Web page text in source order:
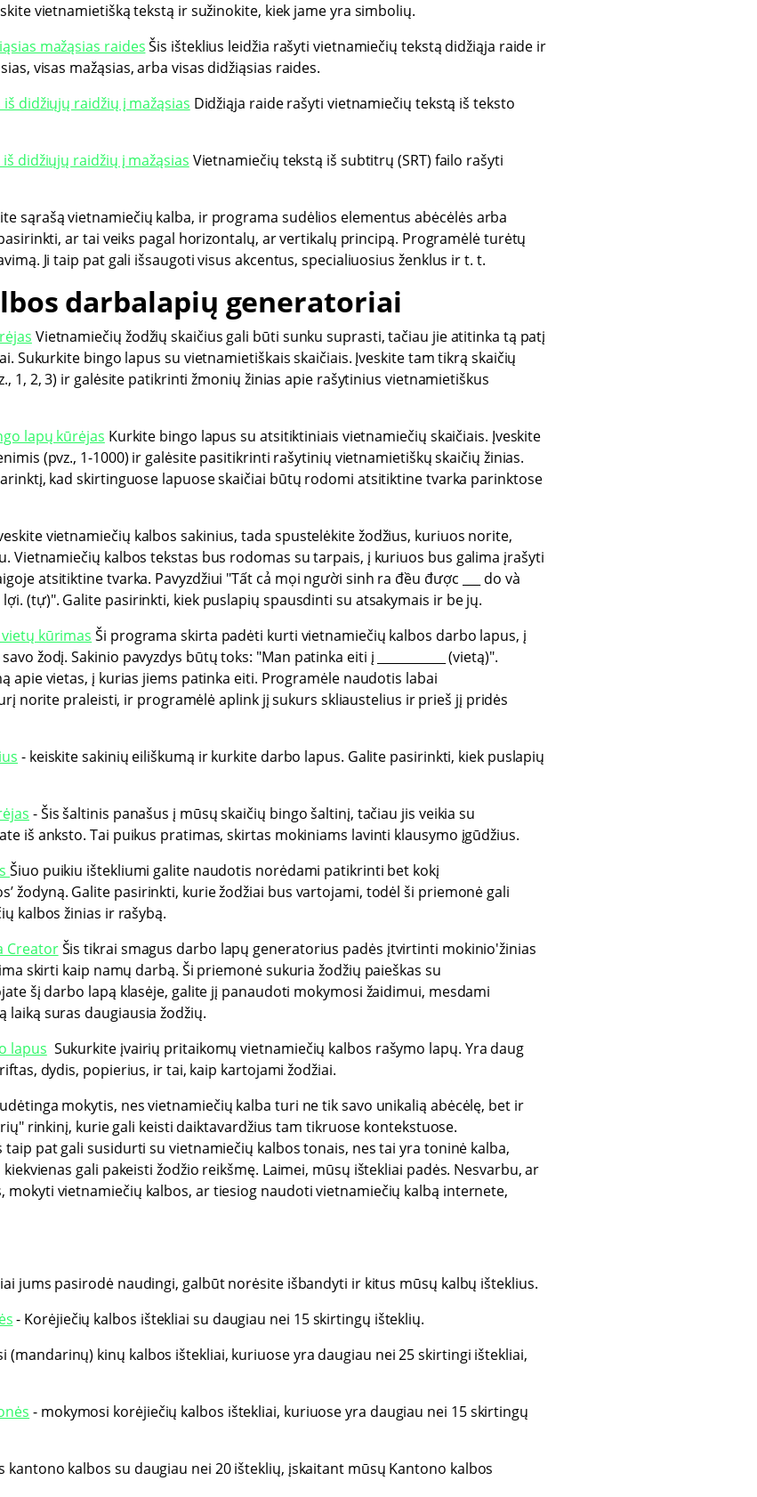
vietnamietišką tekstą ir sužinokite, kiek jame yra simbolių.
mažąsias raidesŠis išteklius leidžia rašyti vietnamiečių tekstą didžiąja raide ir
visas mažąsias, arba visas didžiąsias raides.
didžiųjų raidžių į mažąsias Didžiąja raide rašyti vietnamiečių tekstą iš teksto
didžiųjų raidžių į mažąsias Vietnamiečių tekstą iš subtitrų (SRT) failo rašyti
sąrašą vietnamiečių kalba, ir programa sudėlios elementus abėcėlės arba
ar tai veiks pagal horizontalų, ar vertikalų principą. Programėlė turėtų
Ji taip pat gali išsaugoti visus akcentus, specialiuosius ženklus ir t. t.
darbalapių generatoriai
Vietnamiečių žodžių skaičius gali būti sunku suprasti, tačiau jie atitinka tą patį
Sukurkite bingo lapus su vietnamietiškais skaičiais. Įveskite tam tikrą skaičių
1, 2, 3) ir galėsite patikrinti žmonių žinias apie rašytinius vietnamietiškus
lapų kūrėjas Kurkite bingo lapus su atsitiktiniais vietnamiečių skaičiais. Įveskite
(pvz., 1-1000) ir galėsite pasitikrinti rašytinių vietnamietiškų skaičių žinias.
kad skirtinguose lapuose skaičiai būtų rodomi atsitiktine tvarka parinktose
vietnamiečių kalbos sakinius, tada spustelėkite žodžius, kuriuos norite,
Vietnamiečių kalbos tekstas bus rodomas su tarpais, į kuriuos bus galima įrašyti
atsitiktine tvarka. Pavyzdžiui "Tất cả mọi người sinh ra đều được ___ do và
(tự)". Galite pasirinkti, kiek puslapių spausdinti su atsakymais ir be jų.
kūrimas Ši programa skirta padėti kurti vietnamiečių kalbos darbo lapus, į
žodį. Sakinio pavyzdys būtų toks: "Man patinka eiti į ___________ (vietą)".
apie vietas, į kurias jiems patinka eiti. Programėle naudotis labai
norite praleisti, ir programėlė aplink jį sukurs skliaustelius ir prieš jį pridės
- keiskite sakinių eiliškumą ir kurkite darbo lapus. Galite pasirinkti, kiek puslapių
- Šis šaltinis panašus į mūsų skaičių bingo šaltinį, tačiau jis veikia su
iš anksto. Tai puikus pratimas, skirtas mokiniams lavinti klausymo įgūdžius.
Šiuo puikiu ištekliumi galite naudotis norėdami patikrinti bet kokį
žodyną. Galite pasirinkti, kurie žodžiai bus vartojami, todėl ši priemonė gali
kalbos žinias ir rašybą.
CreatorŠis tikrai smagus darbo lapų generatorius padės įtvirtinti mokinio'žinias
skirti kaip namų darbą. Ši priemonė sukuria žodžių paieškas su
šį darbo lapą klasėje, galite jį panaudoti mokymosi žaidimui, mesdami
laiką suras daugiausia žodžių.
lapus Sukurkite įvairių pritaikomų vietnamiečių kalbos rašymo lapų. Yra daug
dydis, popierius, ir tai, kaip kartojami žodžiai.
mokytis, nes vietnamiečių kalba turi ne tik savo unikalią abėcėlę, bet ir
rinkinį, kurie gali keisti daiktavardžius tam tikruose kontekstuose.
pat gali susidurti su vietnamiečių kalbos tonais, nes tai yra toninė kalba,
gali pakeisti žodžio reikšmę. Laimei, mūsų ištekliai padės. Nesvarbu, ar
mokyti vietnamiečių kalbos, ar tiesiog naudoti vietnamiečių kalbą internete,
jums pasirodė naudingi, galbūt norėsite išbandyti ir kitus mūsų kalbų išteklius.
- Korėjiečių kalbos ištekliai su daugiau nei 15 skirtingų išteklių.
(mandarinų) kinų kalbos ištekliai, kuriuose yra daugiau nei 25 skirtingi ištekliai,
- mokymosi korėjiečių kalbos ištekliai, kuriuose yra daugiau nei 15 skirtingų
kantono kalbos su daugiau nei 20 išteklių, įskaitant mūsų Kantono kalbos